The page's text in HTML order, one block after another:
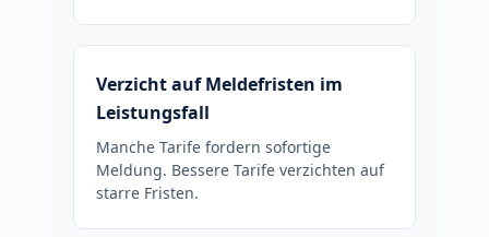
Verzicht auf Meldefristen im
Leistungsfall
Manche Tarife fordern sofortige
Meldung. Bessere Tarife verzichten auf
starre Fristen.